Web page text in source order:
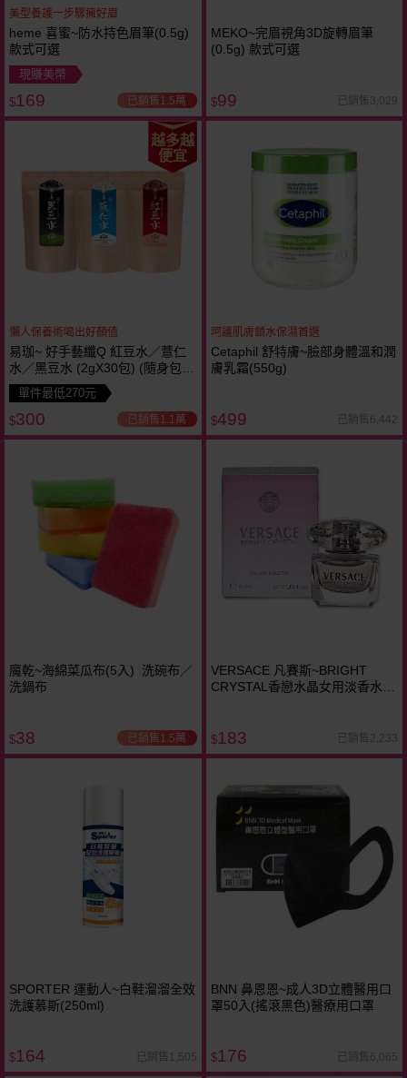
美型養護一步驟擁好眉
heme 喜蜜~防水持色眉筆(0.5g)
款式可選
現賺美幣
$169 已銷售1.5萬
MEKO~完眉視角3D旋轉眉筆
(0.5g) 款式可選
$99 已銷售3,029
越多越
便宜
懶人保養術喝出好顏值
易珈~ 好手藝纖Q 紅豆水／薏仁
水／黑豆水 (2gX30包) (隨身包
款) 易珈授權碼WH1410150007
單件最低270元
$300 已銷售1.1萬
呵護肌膚鎖水保濕首選
Cetaphil 舒特膚~臉部身體溫和潤
膚乳霜(550g)
$499 已銷售6,442
魔乾~海綿菜瓜布(5入) 洗碗布／
洗鍋布
$38 已銷售1.5萬
VERSACE 凡賽斯~BRIGHT
CRYSTAL香戀水晶女用淡香水
$183 已銷售2,233
SPORTER 運動人~白鞋溜溜全效
洗護慕斯(250ml)
$164 已銷售1,505
BNN 鼻恩恩~成人3D立體醫用口
罩50入(搖滾黑色)醫療用口罩
$176 已銷售6,065